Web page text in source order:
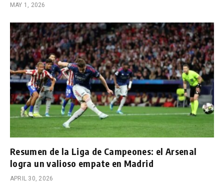
MAY 1, 2026
Resumen de la Liga de Campeones: el Arsenal
logra un valioso empate en Madrid
APRIL 30, 2026